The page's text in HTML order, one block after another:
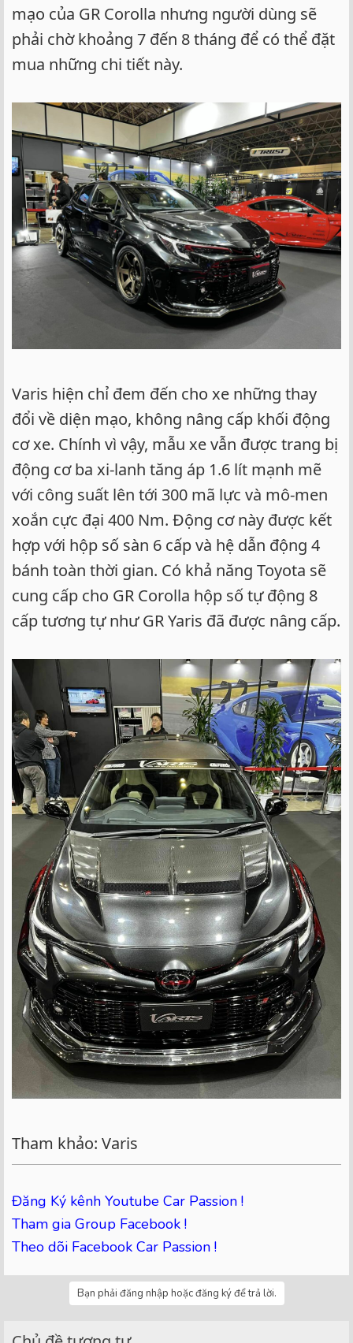
mạo của GR Corolla nhưng người dùng sẽ
phải chờ khoảng 7 đến 8 tháng để có thể đặt
mua những chi tiết này.
Varis hiện chỉ đem đến cho xe những thay
đổi về diện mạo, không nâng cấp khối động
cơ xe. Chính vì vậy, mẫu xe vẫn được trang bị
động cơ ba xi-lanh tăng áp 1.6 lít mạnh mẽ
với công suất lên tới 300 mã lực và mô-men
xoắn cực đại 400 Nm. Động cơ này được kết
hợp với hộp số sàn 6 cấp và hệ dẫn động 4
bánh toàn thời gian. Có khả năng Toyota sẽ
cung cấp cho GR Corolla hộp số tự động 8
cấp tương tự như GR Yaris đã được nâng cấp.
Tham khảo: Varis
Đăng Ký kênh Youtube Car Passion !
Tham gia Group Facebook !
Theo dõi Facebook Car Passion !
Bạn phải đăng nhập hoặc đăng ký để trả lời.